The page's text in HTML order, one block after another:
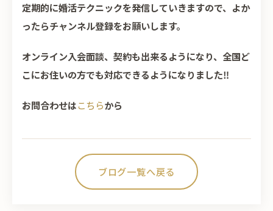
定期的に婚活テクニックを発信していきますので、よか
ったらチャンネル登録をお願いします。
オンライン入会面談、契約も出来るようになり、全国ど
こにお住いの方でも対応できるようになりました‼
お問合わせはこちらから
ブログ一覧へ戻る